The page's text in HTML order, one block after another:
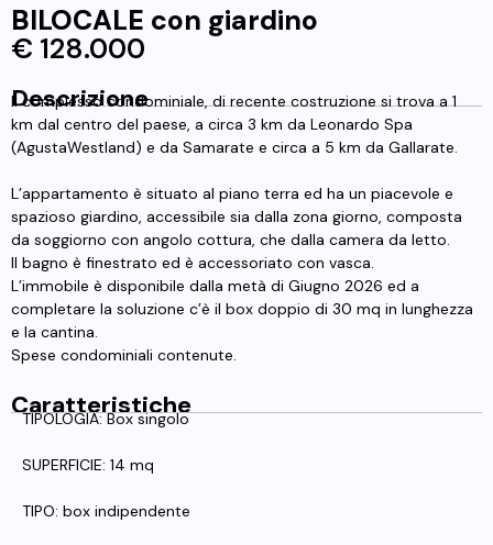
BILOCALE con giardino
€ 128.000
Descrizione
Il complesso condominiale, di recente costruzione si trova a 1
km dal centro del paese, a circa 3 km da Leonardo Spa
(AgustaWestland) e da Samarate e circa a 5 km da Gallarate.
L’appartamento è situato al piano terra ed ha un piacevole e
spazioso giardino, accessibile sia dalla zona giorno, composta
da soggiorno con angolo cottura, che dalla camera da letto.
Il bagno è finestrato ed è accessoriato con vasca.
L’immobile è disponibile dalla metà di Giugno 2026 ed a
completare la soluzione c’è il box doppio di 30 mq in lunghezza
e la cantina.
Spese condominiali contenute.
Caratteristiche
TIPOLOGIA: Box singolo
SUPERFICIE: 14 mq
TIPO: box indipendente